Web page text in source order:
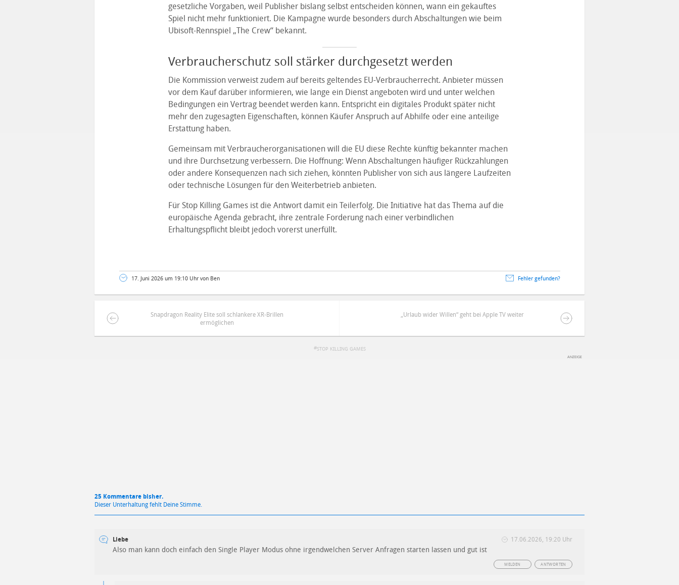
gesetzliche Vorgaben, weil Publisher bislang selbst entscheiden können, wann ein gekauftes
Spiel nicht mehr funktioniert. Die Kampagne wurde besonders durch Abschaltungen wie beim
Ubisoft-Rennspiel „The Crew“ bekannt.
Verbraucherschutz soll stärker durchgesetzt werden
Die Kommission verweist zudem auf bereits geltendes EU-Verbraucherrecht. Anbieter müssen
vor dem Kauf darüber informieren, wie lange ein Dienst angeboten wird und unter welchen
Bedingungen ein Vertrag beendet werden kann. Entspricht ein digitales Produkt später nicht
mehr den zugesagten Eigenschaften, können Käufer Anspruch auf Abhilfe oder eine anteilige
Erstattung haben.
Gemeinsam mit Verbraucherorganisationen will die EU diese Rechte künftig bekannter machen
und ihre Durchsetzung verbessern. Die Hoffnung: Wenn Abschaltungen häufiger Rückzahlungen
oder andere Konsequenzen nach sich ziehen, könnten Publisher von sich aus längere Laufzeiten
oder technische Lösungen für den Weiterbetrieb anbieten.
Für Stop Killing Games ist die Antwort damit ein Teilerfolg. Die Initiative hat das Thema auf die
europäische Agenda gebracht, ihre zentrale Forderung nach einer verbindlichen
Erhaltungspflicht bleibt jedoch vorerst unerfüllt.
17. Juni 2026 um 19:10 Uhr von Ben Fehler gefunden?
Snapdragon Reality Elite soll schlankere XR-Brillen
ermöglichen
„Urlaub wider Willen“ geht bei Apple TV weiter
STOP KILLING GAMES
25 Kommentare bisher.
Dieser Unterhaltung fehlt Deine Stimme.
Liebe 17.06.2026, 19:20 Uhr
Also man kann doch einfach den Single Player Modus ohne irgendwelchen Server Anfragen starten lassen und gut ist
ANTWORTEN
MELDEN